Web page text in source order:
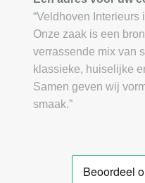
“Veldhoven
Onze zaak is een
verrassende mix van
klassieke, huiselijke
Samen geven wij
smaak.”